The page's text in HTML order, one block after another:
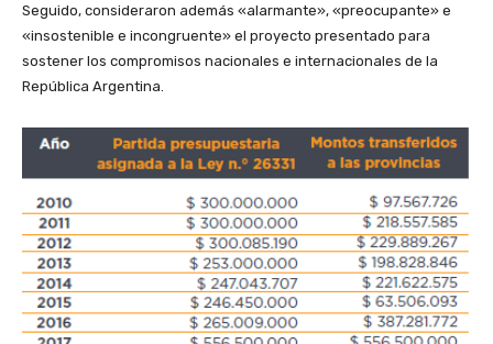
Seguido, consideraron además «alarmante», «preocupante» e
«insostenible e incongruente» el proyecto presentado para
sostener los compromisos nacionales e internacionales de la
República Argentina.